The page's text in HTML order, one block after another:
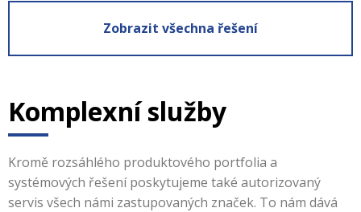
Zobrazit všechna řešení
Komplexní služby
Kromě rozsáhlého produktového portfolia a
systémových řešení poskytujeme také autorizovaný
servis všech námi zastupovaných značek. To nám dává